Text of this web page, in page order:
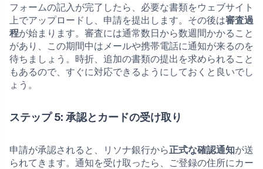
フォームの記入が完了したら、必要な書類をウェブサイト
上でアップロードし、申請を提出します。その後は審査過
程が始まります。審査には通常数日から数週間かかること
があり、この期間中はメールや携帯電話に通知が来るのを
待ちましょう。時折、追加の書類の提出を求められること
もあるので、すぐに対応できるようにしておくと良いでし
ょう。
ステップ 5: 承認とカードの受け取り
申請が承認されると、リソナ銀行から正式な確認通知が送
られてきます。通知を受け取ったら、ご登録の住所にカー